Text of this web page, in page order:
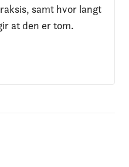
samt hvor langt
at den er tom.